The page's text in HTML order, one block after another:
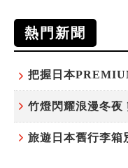
熱門新聞
竹燈閃耀浪漫冬夜
旅遊日本舊行李箱